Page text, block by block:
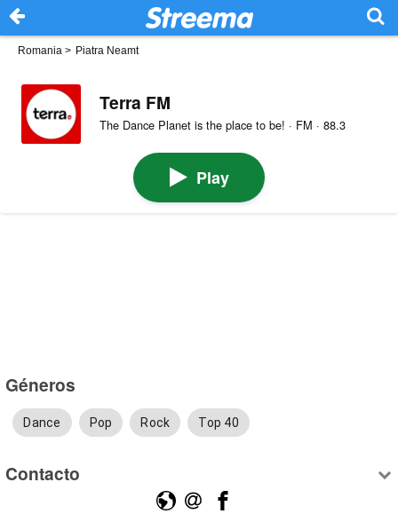
Romania > Piatra Neamt
Terra FM
The Dance Planet is the place to be! · FM · 88.3
Play
Géneros
Dance Pop Rock Top 40
Contacto